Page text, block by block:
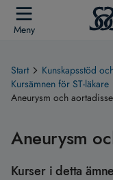
Meny
Start Kunskapsstöd
Kursämnen för ST-läkare
Aneurysm och
Aneurysm
Kurser i detta